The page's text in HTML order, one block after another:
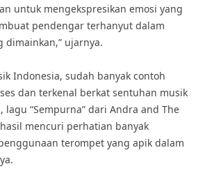
untuk mengekspresikan emosi yang
pendengar terhanyut dalam
dimainkan,” ujarnya.
Indonesia, sudah banyak contoh
dan terkenal berkat sentuhan musik
lagu “Sempurna” dari Andra and The
mencuri perhatian banyak
terompet yang apik dalam